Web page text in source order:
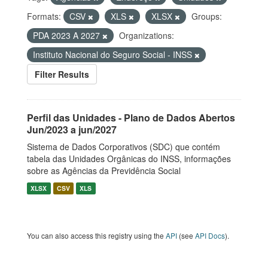
Formats:
CSV XLS XLSX
Groups:
PDA 2023 A 2027
Organizations:
Instituto Nacional do Seguro Social - INSS
Filter Results
Perfil das Unidades - Plano de Dados Abertos
Jun/2023 a jun/2027
Sistema de Dados Corporativos (SDC) que contém
tabela das Unidades Orgânicas do INSS, informações
sobre as Agências da Previdência Social
XLSX CSV XLS
You can also access this registry using the API (see API Docs).